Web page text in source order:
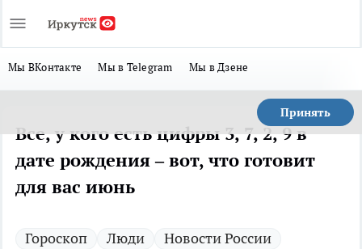
Мы ВКонтакте Мы в Telegram Мы в Дзене
Принять
Все, у кого есть цифры 3, 7, 2, 9 в
дате рождения – вот, что готовит
для вас июнь
Гороскоп Люди Новости России